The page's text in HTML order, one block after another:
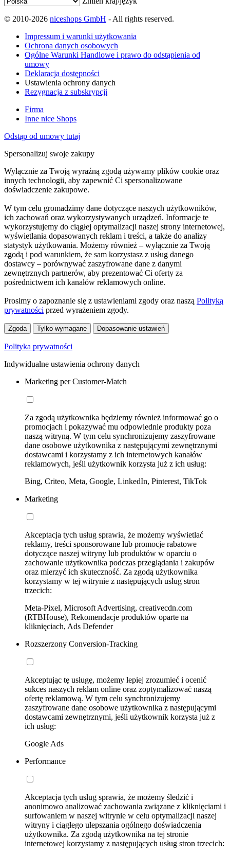
© 2010-2026 niceshops GmbH - All rights reserved.
Impressum i warunki użytkowania
Ochrona danych osobowych
Ogólne Warunki Handlowe i prawo do odstąpienia od
umowy
Deklaracja dostępności
Ustawienia ochrony danych
Rezygnacja z subskrypcji
Firma
Inne nice Shops
Odstąp od umowy tutaj
Spersonalizuj swoje zakupy
Wyłącznie za Twoją wyraźną zgodą używamy plików cookie oraz
innych technologii, aby zapewnić Ci spersonalizowane
doświadczenie zakupowe.
W tym celu gromadzimy dane dotyczące naszych użytkowników,
ich zachowań oraz wykorzystywanych urządzeń. Informacje te
wykorzystujemy do ciągłej optymalizacji naszej strony internetowej,
wyświetlania dopasowanych reklam i treści, a także do analizy
statystyk użytkowania. Możemy również – wyłącznie za Twoją
zgodą i pod warunkiem, że sam korzystasz z usług danego
dostawcy – porównywać zaszyfrowane dane z danymi
zewnętrznych partnerów, aby prezentować Ci oferty za
pośrednictwem ich kanałów reklamowych online.
Prosimy o zapoznanie się z ustawieniami zgody oraz naszą Polityką
prywatności przed wyrażeniem zgody.
Zgoda Tylko wymagane Dopasowanie ustawień
Polityka prywatności
Indywidualne ustawienia ochrony danych
Marketing per Customer-Match
Za zgodą użytkownika będziemy również informować go o
promocjach i pokazywać mu odpowiednie produkty poza
naszą witryną. W tym celu synchronizujemy zaszyfrowane
dane osobowe użytkownika z następującymi zewnętrznymi
dostawcami i korzystamy z ich internetowych kanałów
reklamowych, jeśli użytkownik korzysta już z ich usług:
Bing, Criteo, Meta, Google, LinkedIn, Pinterest, TikTok
Marketing
Akceptacja tych usług sprawia, że możemy wyświetlać
reklamy, treści sponsorowane lub promocje rabatowe
dotyczące naszej witryny lub produktów w oparciu o
zachowanie użytkownika podczas przeglądania i zakupów
oraz mierzyć ich skuteczność. Za zgodą użytkownika
korzystamy w tej witrynie z następujących usług stron
trzecich:
Meta-Pixel, Microsoft Advertising, creativecdn.com
(RTBHouse), Rekomendacje produktów oparte na
kliknięciach, Ads Defender
Rozszerzony Conversion-Tracking
Akceptując tę usługę, możemy lepiej zrozumieć i ocenić
sukces naszych reklam online oraz zoptymalizować naszą
ofertę reklamową. W tym celu synchronizujemy
zaszyfrowane dane osobowe użytkownika z następującymi
dostawcami zewnętrznymi, jeśli użytkownik korzysta już z
ich usług:
Google Ads
Performance
Akceptacja tych usług sprawia, że możemy śledzić i
anonimowo analizować zachowania związane z kliknięciami i
surfowaniem w naszej witrynie w celu optymalizacji naszej
witryny i ciągłego ulepszania ogólnego doświadczenia
użytkownika. Za zgodą użytkownika na tej stronie
internetowej korzystamy z następujących usług stron trzecich: